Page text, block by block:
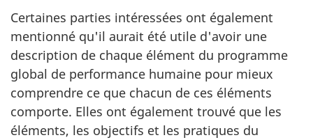
Certaines parties intéressées ont également
mentionné qu'il aurait été utile d'avoir une
description de chaque élément du programme
global de performance humaine pour mieux
comprendre ce que chacun de ces éléments
comporte. Elles ont également trouvé que les
éléments, les objectifs et les pratiques du